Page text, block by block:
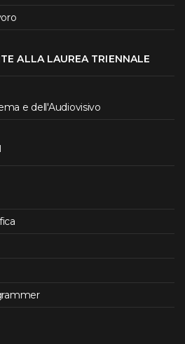
ALLA LAUREA TRIENNALE
e dell'Audiovisivo